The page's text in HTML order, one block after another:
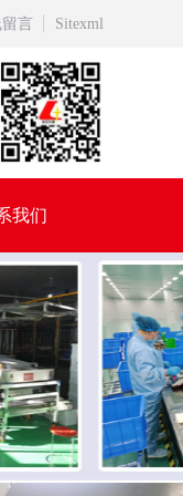
言 Sitexml
我们